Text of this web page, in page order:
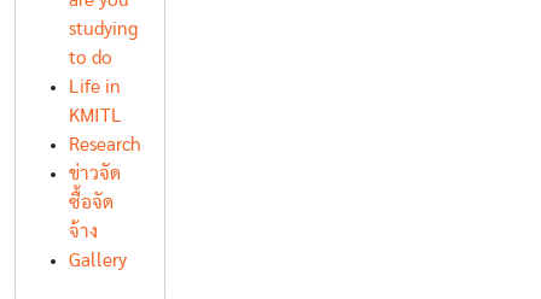
studying
to do
Life in
KMITL
Research
ข่าวจัด
ซื้อจัด
จ้าง
Gallery